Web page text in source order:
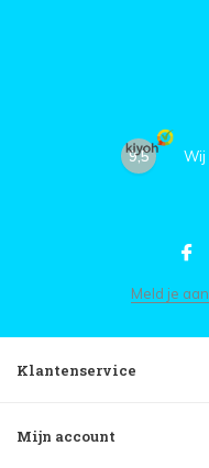
9,5 Wij
Meld je
Klantenservice
Mijn account